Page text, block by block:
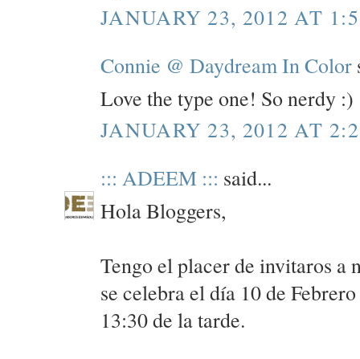
JANUARY 23, 2012 AT
Connie @ Daydream In Color
Love the type one! So nerdy :)
JANUARY 23, 2012 AT
::: ADEEM ::: said...
Hola Bloggers,
Tengo el placer de invitaros
se celebra el día 10 de
13:30 de la tarde.